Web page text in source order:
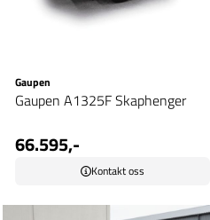
Gaupen
Gaupen A1325F Skaphenger
66.595,-
Kontakt oss